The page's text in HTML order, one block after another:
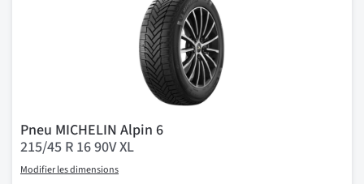
Pneu MICHELIN Alpin 6
215/45 R 16 90V XL
Modifier les dimensions